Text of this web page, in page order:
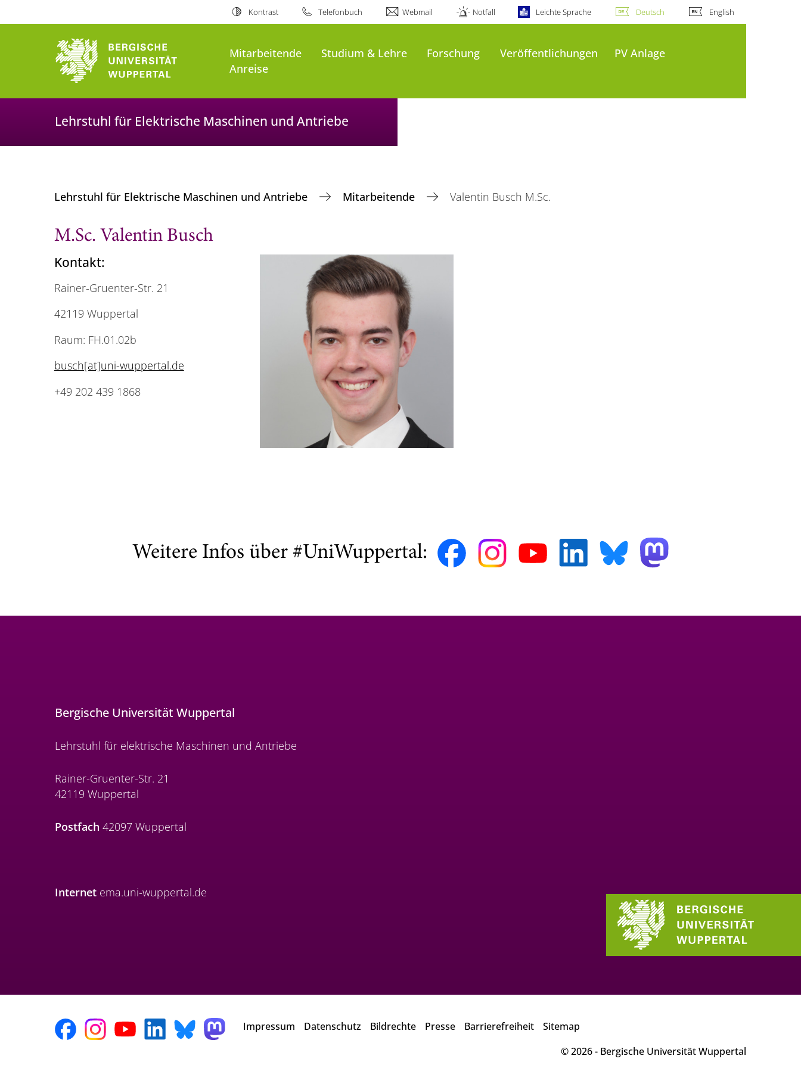
Kontrast Telefonbuch Webmail Notfall Leichte Sprache Deutsch English
Mitarbeitende Studium & Lehre Forschung Veröffentlichungen
PV Anlage
Anreise
Lehrstuhl für Elektrische Maschinen und Antriebe
Lehrstuhl für Elektrische Maschinen und Antriebe Mitarbeitende Valentin Busch M.Sc.
M.Sc. Valentin Busch
Kontakt:
Rainer-Gruenter-Str. 21
42119 Wuppertal
Raum: FH.01.02b
busch[at]uni-wuppertal.de
+49 202 439 1868
Weitere Infos über #UniWuppertal:
Bergische Universität Wuppertal
Lehrstuhl für elektrische Maschinen und Antriebe
Rainer-Gruenter-Str. 21
42119 Wuppertal
Postfach 42097 Wuppertal
Internet ema.uni-wuppertal.de
Impressum Datenschutz Bildrechte Presse Barrierefreiheit
Sitemap
© 2026 - Bergische Universität Wuppertal